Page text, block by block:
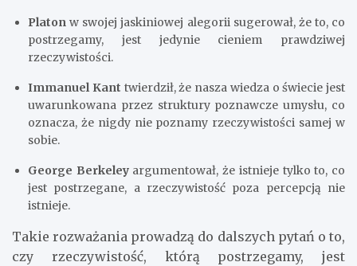
Platon w swojej jaskiniowej alegorii sugerował, że to, co
postrzegamy, jest jedynie cieniem prawdziwej
rzeczywistości.
Immanuel Kant twierdził, że nasza wiedza o świecie jest
uwarunkowana przez struktury poznawcze umysłu, co
oznacza, że nigdy nie poznamy rzeczywistości samej w
sobie.
George Berkeleyargumentował, że istnieje tylko to, co
jest postrzegane, a rzeczywistość poza percepcją nie
istnieje.
Takie rozważania prowadzą do dalszych pytań o to,
czy rzeczywistość, którą postrzegamy, jest